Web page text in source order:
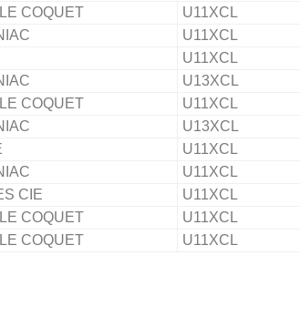
COQUET U11XCL
U11XCL
U11XCL
U13XCL
COQUET U11XCL
U13XCL
U11XCL
U11XCL
CIE U11XCL
COQUET U11XCL
COQUET U11XCL